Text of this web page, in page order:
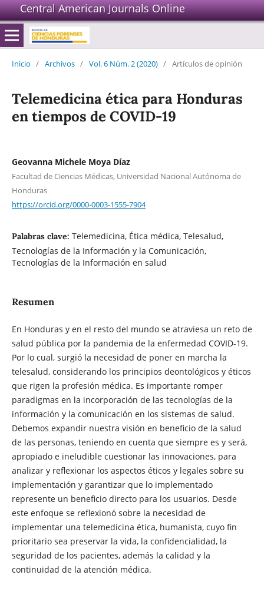
Central American Journals Online
Inicio / Archivos / Vol. 6 Núm. 2 (2020) / Artículos de opinión
Telemedicina ética para Honduras
en tiempos de COVID-19
Geovanna Michele Moya Díaz
Facultad de Ciencias Médicas, Universidad Nacional Autónoma de
Honduras
https://orcid.org/0000-0003-1555-7904
Palabras clave: Telemedicina, Ética médica, Telesalud,
Tecnologías de la Información y la Comunicación,
Tecnologías de la Información en salud
Resumen
En Honduras y en el resto del mundo se atraviesa un reto de
salud pública por la pandemia de la enfermedad COVID-19.
Por lo cual, surgió la necesidad de poner en marcha la
telesalud, considerando los principios deontológicos y éticos
que rigen la profesión médica. Es importante romper
paradigmas en la incorporación de las tecnologías de la
información y la comunicación en los sistemas de salud.
Debemos expandir nuestra visión en beneficio de la salud
de las personas, teniendo en cuenta que siempre es y será,
apropiado e ineludible cuestionar las innovaciones, para
analizar y reflexionar los aspectos éticos y legales sobre su
implementación y garantizar que lo implementado
represente un beneficio directo para los usuarios. Desde
este enfoque se reflexionó sobre la necesidad de
implementar una telemedicina ética, humanista, cuyo fin
prioritario sea preservar la vida, la confidencialidad, la
seguridad de los pacientes, además la calidad y la
continuidad de la atención médica.